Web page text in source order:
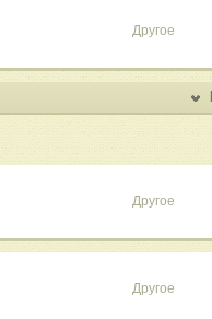
Другое
Другое
Другое